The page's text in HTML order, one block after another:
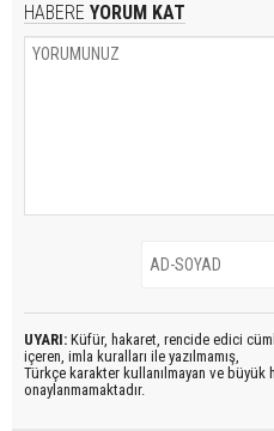
HABERE YORUM KAT
UYARI: Küfür, hakaret, rencide edici
içeren, imla kuralları ile yazılmamış,
Türkçe karakter kullanılmayan ve büyük
onaylanmamaktadır.